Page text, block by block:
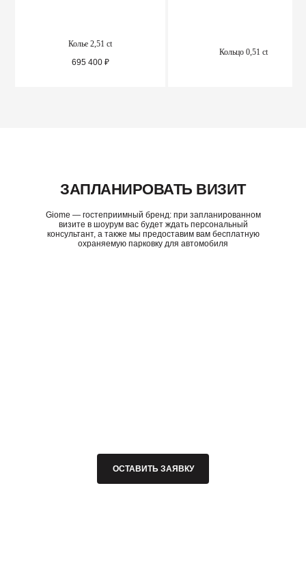
Колье 2,51 ct
695 400 ₽
Кольцо 0,51 ct
ЗАПЛАНИРОВАТЬ ВИЗИТ
Giome — гостеприимный бренд: при запланированном
визите в шоурум вас будет ждать персональный
консультант, а также мы предоставим вам бесплатную
охраняемую парковку для автомобиля
ОСТАВИТЬ ЗАЯВКУ